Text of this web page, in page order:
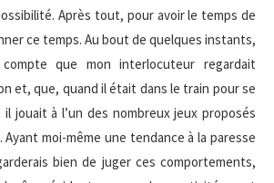
Après tout, pour avoir le temps de
ce temps. Au bout de quelques instants,
que mon interlocuteur regardait
et, que, quand il était dans le train pour se
jouait à l’un des nombreux jeux proposés
moi-même une tendance à la paresse
bien de juger ces comportements,